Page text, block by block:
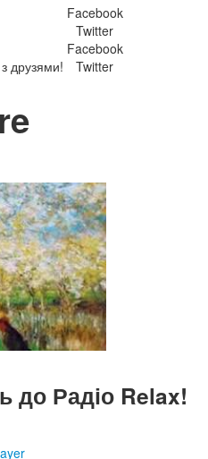
з друзями!
Facebook
Twitter
Facebook
Twitter
до Радіо Relax!